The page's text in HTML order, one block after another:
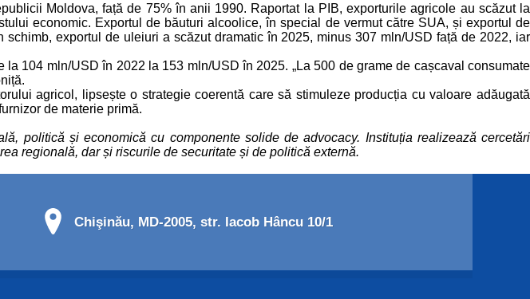
Moldova, față de 75% în anii 1990. Raportat la PIB, exporturile agricole au scăzut la
economic. Exportul de băuturi alcoolice, în special de vermut către SUA, și exportul de
exportul de uleiuri a scăzut dramatic în 2025, minus 307 mln/USD față de 2022, iar
104 mln/USD în 2022 la 153 mln/USD în 2025. „La 500 de grame de cașcaval consumate
agricol, lipsește o strategie coerentă care să stimuleze producția cu valoare adăugată
de materie primă.
politică și economică cu componente solide de advocacy. Instituția realizează cercetări
regională, dar și riscurile de securitate și de politică externă.
Chişinău, MD-2005, str. Iacob Hâncu 10/1